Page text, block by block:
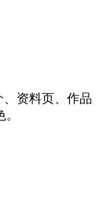
资料页、作品